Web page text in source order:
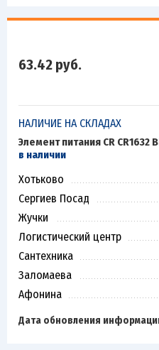
63.42 руб.
НАЛИЧИЕ НА СКЛАДАХ
Элемент питания CR CR1632
в наличии
Хотьково
Сергиев Посад
Жучки
Логистический центр
Сантехника
Заломаева
Афонина
Дата обновления